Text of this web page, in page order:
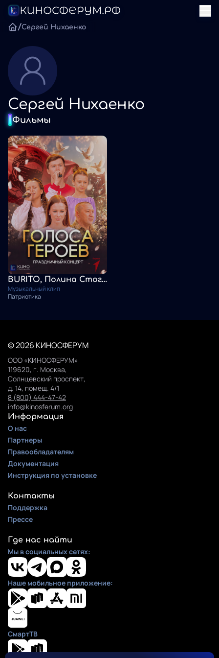
/Сергей Нихаенко
Сергей Нихаенко
Фильмы
BURITO, Полина Стогнуто, Сергей Нихаенко. Я жду тебя
Музыкальный клип
Патриотика
© 2026 КИНОСФЕРУМ
ООО «КИНОСФЕРУМ»
119620, г. Москва,
Солнцевский проспект,
д. 14, помещ. 4/1
8 (800) 444-47-42
info@kinosferum.org
Информация
О нас
Партнеры
Правообладателям
Документация
Инструкция по установке
Контакты
Поддержка
Прессе
Где нас найти
Мы в социальных сетях:
Наше мобильное приложение:
СмартТВ